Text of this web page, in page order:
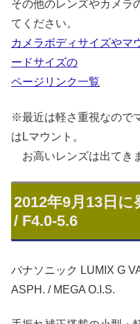
その他のレンズやカメラ
てください。
カメラボディサイズやマ
ードサイズの
ページリンク一覧
※最近は軽さ重視なので
はLマウント。
お高いレンズは出てき
2012年9月13日
/ F4.0-5.6
パナソニック LUMIX G
ASPH. / MEGA O.I.S.